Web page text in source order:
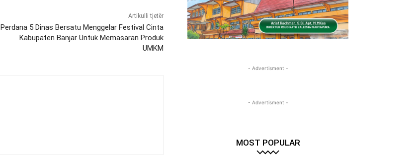
Artikulli tjetër
Perdana 5 Dinas Bersatu Menggelar Festival Cinta
Kabupaten Banjar Untuk Memasaran Produk
UMKM
- Advertisment -
- Advertisment -
MOST POPULAR